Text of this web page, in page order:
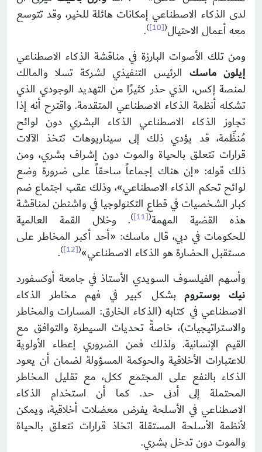
لدى الذكاء الاصطناعي إمكانات هائلة للخير، وقد تتوسع
معه أعمال الاحتيال(
[10]
)
.
ومن تلك الأصوات البارزة في مناقشة الذكاء الاصطناعي
إيلون ماسك الرئيس التنفيذي لشركة تسلا والمالك
لمنصة إكس، الذي حذر كثيرًا من التهديد الوجودي الذي
تشكله أنظمة الذكاء الاصطناعي المتقدمة. واقترح أنه إذا
تجاوز الذكاء الاصطناعي الذكاء البشري دون لوائح
مُنظِّمة، قد يؤدي ذلك إلى سيناريوهات تتخذ الآلات
قرارات تتعلق بالحياة والموت دون إشراف بشري، ومن
ذلك قوله: «إن هناك إجماعاً ساحقاً على ضرورة وضع
لوائح تحكم الذكاء الاصطناعي»، وذلك عقب اجتماع ضم
كبار الشخصيات في قطاع التكنولوجيا في واشنطن لمناقشة
هذه القضية المهمة(
[11]
). وخلال القمة العالمية
للحكومات في دبي، قال ماسك: «أحد أكبر المخاطر على
مستقبل الحضارة هو الذكاء الاصطناعي»(
[12]
)
.
وأسهم الفيلسوف السويدي الأستاذ في جامعة أوكسفورد
نيك بوسترومبشكل كبير في فهم مخاطر الذكاء
الاصطناعي في كتابه (الذكاء الخارق: المسارات والمخاطر
والاستراتيجيات)، خاصةً تحديات السيطرة والتوافق مع
القيم الإنسانية. ولذلك فمن الضروري إعطاء الأولوية
للاعتبارات الأخلاقية والحوكمة المسؤولة لضمان أن يعود
الذكاء بالنفع على المجتمع ككل، مع تقليل المخاطر
المحتملة إلى أدنى حد. كما أن استخدام الذكاء
الاصطناعي في الأسلحة يفرض معضلات أخلاقية، ويمكن
لأنظمة الأسلحة المستقلة اتخاذ قرارات تتعلق بالحياة
والموت دون تدخل بشري.